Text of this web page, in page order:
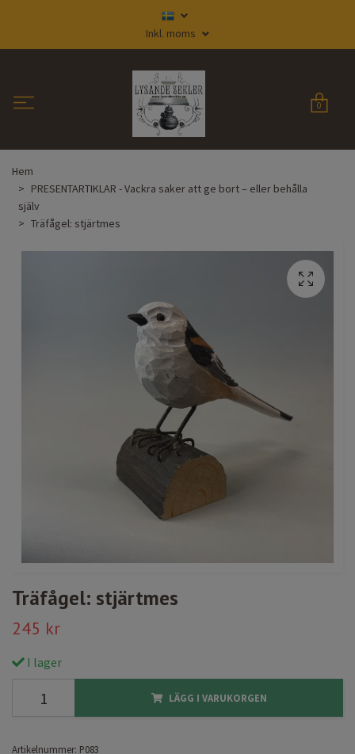
Inkl. moms
0
Hem
PRESENTARTIKLAR - Vackra saker att ge bort – eller behålla
själv
Träfågel: stjärtmes
Träfågel: stjärtmes
245 kr
I lager
LÄGG I VARUKORGEN
Artikelnummer: P083